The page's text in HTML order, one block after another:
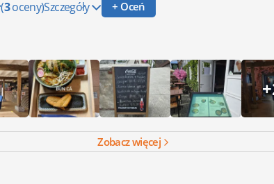
(3oceny)Szczegóły + Oceń
Zobacz więcej